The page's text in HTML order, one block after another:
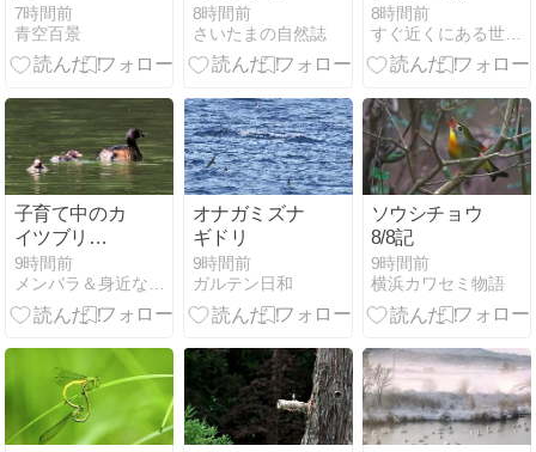
7時間前
青空百景
8時間前
さいたまの自然誌
｜いつもなが
ら...ではあり
つつ
8時間前
すぐ近くにある世界：野鳥,昆虫,航空機など...
子育て中のカ
イツブリ
（2）
9時間前
オナガミズナ
ギドリ
9時間前
ガルテン日和
ソウシチョウ
8/8記
9時間前
横浜カワセミ物語